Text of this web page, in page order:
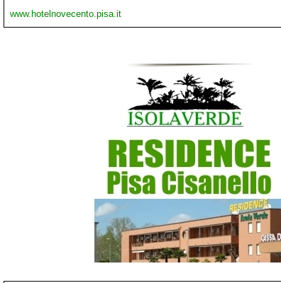
www.hotelnovecento.pisa.it